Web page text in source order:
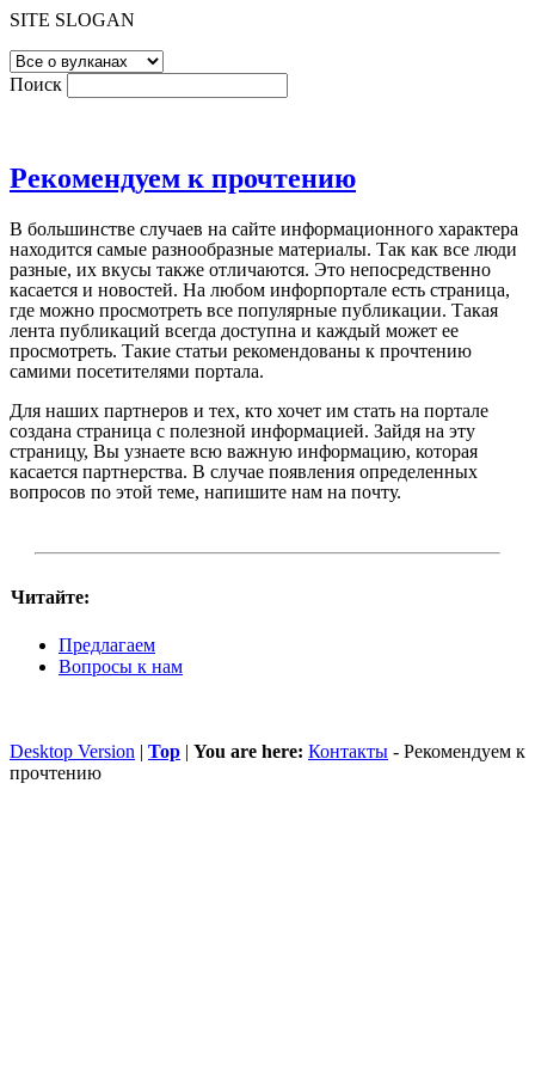
SITE SLOGAN
Поиск
Рекомендуем к прочтению
В большинстве случаев на сайте информационного характера
находится самые разнообразные материалы. Так как все люди
разные, их вкусы также отличаются. Это непосредственно
касается и новостей. На любом инфорпортале есть страница,
где можно просмотреть все популярные публикации. Такая
лента публикаций всегда доступна и каждый может ее
просмотреть. Такие статьи рекомендованы к прочтению
самими посетителями портала.
Для наших партнеров и тех, кто хочет им стать на портале
создана страница с полезной информацией. Зайдя на эту
страницу, Вы узнаете всю важную информацию, которая
касается партнерства. В случае появления определенных
вопросов по этой теме, напишите нам на почту.
Читайте:
Предлагаем
Вопросы к нам
Desktop Version | Top | You are here: Контакты - Рекомендуем к
прочтению